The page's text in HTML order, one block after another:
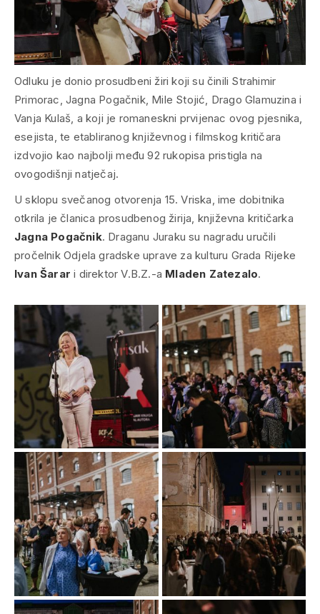
Odluku je donio prosudbeni žiri koji su činili Strahimir
Primorac, Jagna Pogačnik, Mile Stojić, Drago Glamuzina i
Vanja Kulaš, a koji je romaneskni prvijenac ovog pjesnika,
esejista, te etabliranog književnog i filmskog kritičara
izdvojio kao najbolji među 92 rukopisa pristigla na
ovogodišnji natječaj.
U sklopu svečanog otvorenja 15. Vriska, ime dobitnika
otkrila je članica prosudbenog žirija, književna kritičarka
Jagna Pogačnik. Draganu Juraku su nagradu uručili
pročelnik Odjela gradske uprave za kulturu Grada Rijeke
Ivan Šarar i direktor V.B.Z.-a Mladen Zatezalo.